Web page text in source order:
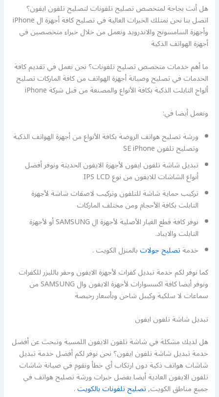
هل أنت بحاجة لمتخصص تصليح تلفونات لتصليح تلفون ايفون؟
اتصل بنا نحن نمتلك الخبرات العالية في تصليح كافة أجهزة ال iPhone
وأجهزة السامسونج والاندرويد ونعمل من خلال خبراء متخصصين في
أجهزة الهواتف الذكية
ما أهم خدمات متخصص تصليح تلفونات؟ نحن نعمل في تقديم كافة
الخدمات في تصليح وصيانة أجهزة الهواتف من كافة الماركات تصليح
ألواح التابلت الذكية بكافة الأنواع والمصنعة من قبل شركة iPhone
ونعمل أيضا في:
ورشة تصليح هواتف الروضة بكافة الأنواع من أجهزة الهواتف الذكية
وتصليح تلفون SE iPhone
تبديل شاشة تلفون ايفون لأجهزة الايفون الحديثة ونوفر أفضل
أنواع الشاشات للايفون من نوع IPS LCD
تركيب حماية شاشة للتلفون وتركيب لاصقات شاشة لأجهزة
التابلت بكافة الأحجام ومن مختلف الماركات
نوفر كافة قطع الغيار الأصلية لأجهزة ال SAMSUNG أو لأجهزة
التابلت والايباد.
خدمةتصليح جولاتبالمنزل الكويت .
كما نوفر لكم خدمة تبديل كفرات لأجهزة الايفون وحفر بالليزر للكفرات
ونوفر أيضا كافة اكسسوارات لأجهزة الايفون وال SAMSUNG من
سماعات لا سلكية وكيبل شاحن وبأسعار رخيصة
تبديل شاشة تلفون ايفون
هل لديك مشكلة في شاشة تلفون الايفون اللمسية وتبحث عن أفضل
خدمة تبديل شاشة تلفون ايفون؟ نحن نوفر لكم أفضل خدمة تبديل
شاشات هواتف ذكية دون ارتكاب أي خطأ ونقوم في صيانة شاشات
تلفون الايفون العادية أيضا بفضل خبرات ورشة تصليح هواتف في
جميع مناطق الكويت,تصليح تلفونات بالكويت.